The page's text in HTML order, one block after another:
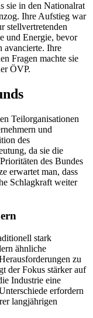
sie in den Nationalrat
Ihre Aufstieg war
stellvertretenden
und Energie, bevor
avancierte. Ihre
Fragen machte sie
ÖVP.
Teilorganisationen
und
des
da sie die
des Bundes
erwartet man, dass
Schlagkraft weiter
stark
ähnliche
zu
der Fokus stärker auf
Industrie eine
erfordern
langjährigen